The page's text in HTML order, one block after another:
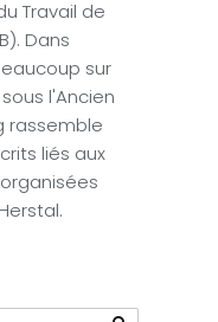
Travail de
Dans
sur
l'Ancien
rassemble
liés aux